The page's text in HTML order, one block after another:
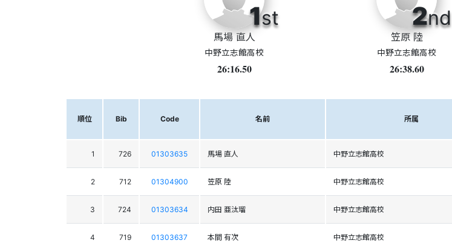
1st
馬場 直人
中野立志館高校
26:16.50
2nd
笠原 陸
中野立志館高校
26:38.60
順位 Bib Code 名前 所属
1 726 01303635 馬場 直人 中野立志館高校
2 712 01304900 笠原 陸 中野立志館高校
3 724 01303634 内田 亜汰瑠 中野立志館高校
4 719 01303637 本間 有次 中野立志館高校